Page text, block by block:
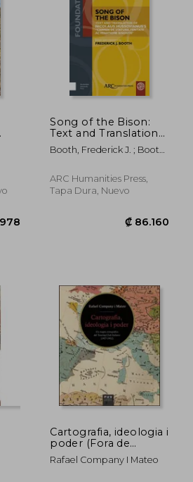
₡
Song of the Bison:
Text and Translation
of Nicolaus
Hussovianus's
Feritate, AC
Venatione Bisontis
Booth, Frederick J. ; Booth,
ARC Humanities Press,
Tapa Dura, Nuevo
Cartografia, ideologia i
poder (Fora de
Col·lecció)
Rafael Company I Mateo